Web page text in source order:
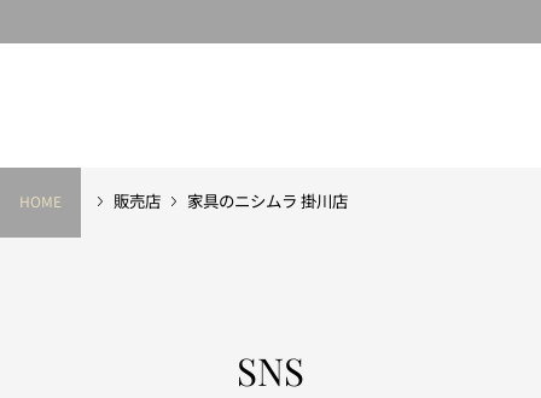
HOME 販売店 家具のニシムラ 掛川店
SNS